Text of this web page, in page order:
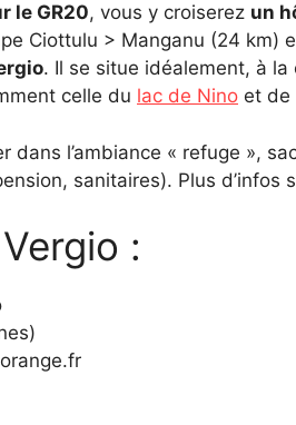
le GR20, vous y croiserez un
Ciottulu > Manganu (24 km)
. Il se situe idéalement, à
celle du lac de Nino et de
l’ambiance « refuge »,
sanitaires). Plus d’infos
: